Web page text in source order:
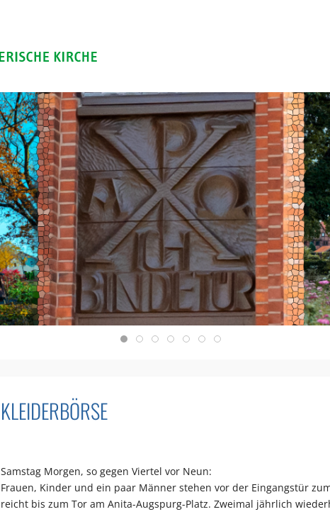
KLEIDERBÖRSE
Samstag Morgen, so gegen Viertel vor Neun:
Frauen, Kinder und ein paar Männer stehen vor der Eingangstür
reicht bis zum Tor am Anita-Augspurg-Platz. Zweimal jährlich